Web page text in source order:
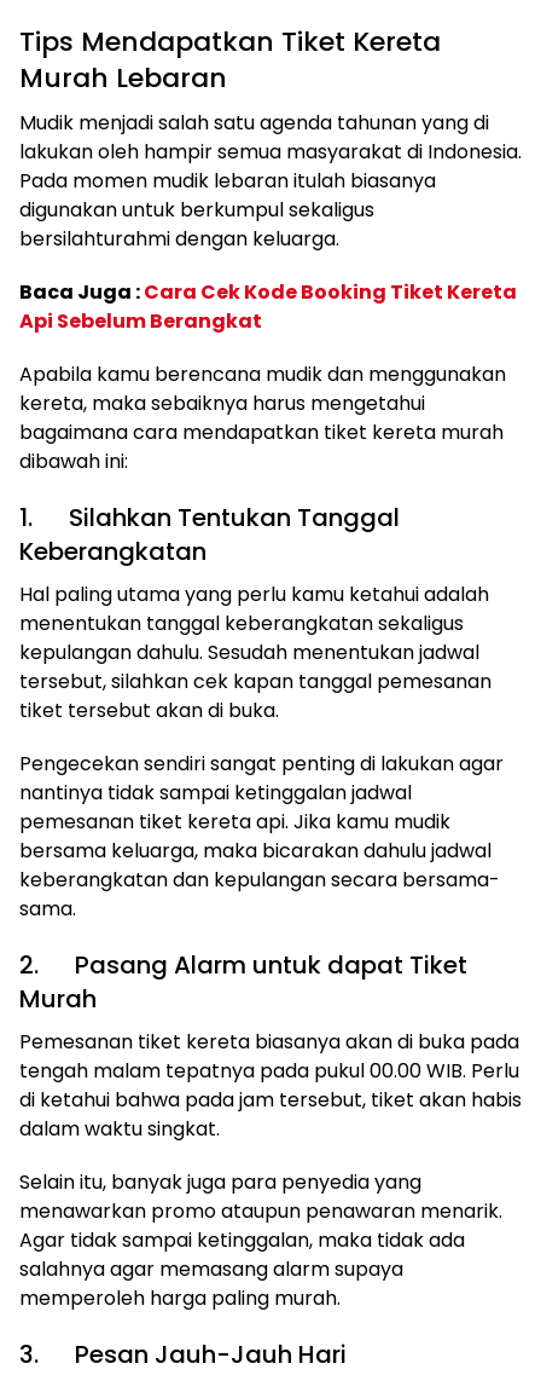
Tips Mendapatkan Tiket Kereta
Murah Lebaran
Mudik menjadi salah satu agenda tahunan yang di
lakukan oleh hampir semua masyarakat di Indonesia.
Pada momen mudik lebaran itulah biasanya
digunakan untuk berkumpul sekaligus
bersilahturahmi dengan keluarga.
Baca Juga :Cara Cek Kode Booking Tiket Kereta
Api Sebelum Berangkat
Apabila kamu berencana mudik dan menggunakan
kereta, maka sebaiknya harus mengetahui
bagaimana cara mendapatkan tiket kereta murah
dibawah ini:
1. Silahkan Tentukan Tanggal
Keberangkatan
Hal paling utama yang perlu kamu ketahui adalah
menentukan tanggal keberangkatan sekaligus
kepulangan dahulu. Sesudah menentukan jadwal
tersebut, silahkan cek kapan tanggal pemesanan
tiket tersebut akan di buka.
Pengecekan sendiri sangat penting di lakukan agar
nantinya tidak sampai ketinggalan jadwal
pemesanan tiket kereta api. Jika kamu mudik
bersama keluarga, maka bicarakan dahulu jadwal
keberangkatan dan kepulangan secara bersama-
sama.
2. Pasang Alarm untuk dapat Tiket
Murah
Pemesanan tiket kereta biasanya akan di buka pada
tengah malam tepatnya pada pukul 00.00 WIB. Perlu
di ketahui bahwa pada jam tersebut, tiket akan habis
dalam waktu singkat.
Selain itu, banyak juga para penyedia yang
menawarkan promo ataupun penawaran menarik.
Agar tidak sampai ketinggalan, maka tidak ada
salahnya agar memasang alarm supaya
memperoleh harga paling murah.
3. Pesan Jauh-Jauh Hari